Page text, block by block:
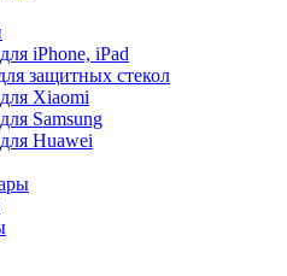
iPhone, iPad
защитных стекол
Xiaomi
Samsung
Huawei